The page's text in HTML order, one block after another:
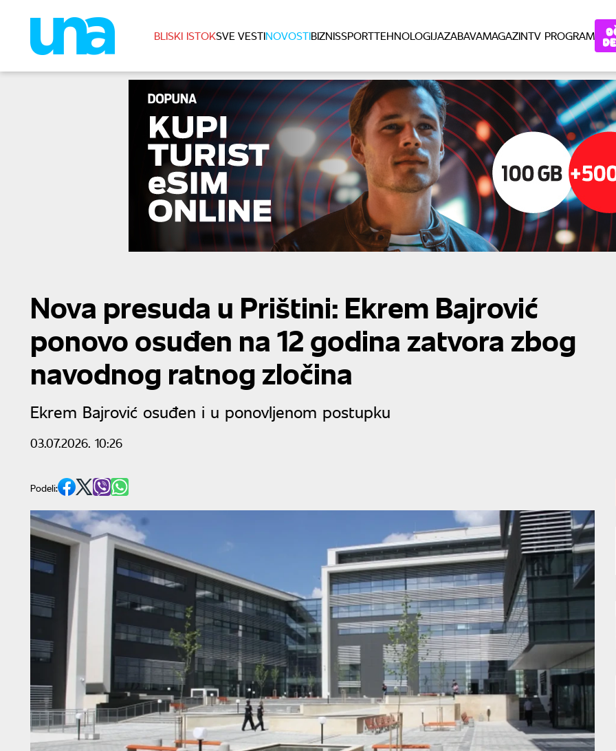
BLISKI ISTOKSVE VESTINOVOSTIBIZNISSPORTTEHNOLOGIJAZABAVAMAGAZINTV PROGRAM
Nova presuda u Prištini: Ekrem Bajrović
ponovo osuđen na 12 godina zatvora zbog
navodnog ratnog zločina
Ekrem Bajrović osuđen i u ponovljenom postupku
03.07.2026. 10:26
Podeli: